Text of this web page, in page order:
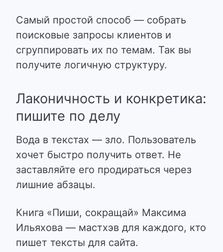
Самый простой способ — собрать
поисковые запросы клиентов и
сгруппировать их по темам. Так вы
получите логичную структуру.
Лаконичность и конкретика:
пишите по делу
Вода в текстах — зло. Пользователь
хочет быстро получить ответ. Не
заставляйте его продираться через
лишние абзацы.
Книга «Пиши, сокращай» Максима
Ильяхова — мастхэв для каждого, кто
пишет тексты для сайта.